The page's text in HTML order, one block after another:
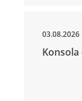
03.08.2026
Konsola